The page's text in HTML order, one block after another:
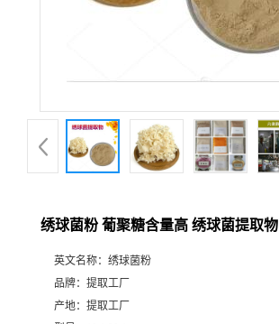
绣球菌粉 葡聚糖含量高 绣球菌提取物
英文名称： 绣球菌粉
品牌： 提取工厂
产地： 提取工厂